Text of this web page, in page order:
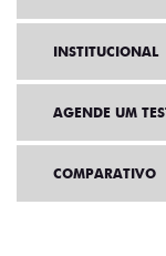
INSTITUCIONAL
AGENDE UM
COMPARATIVO